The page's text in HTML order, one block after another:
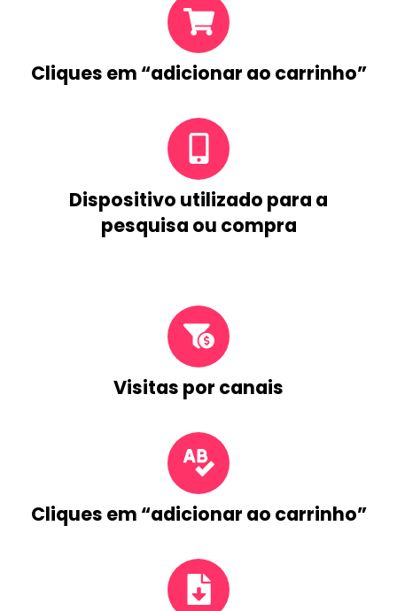
Cliques em “adicionar ao carrinho”
Dispositivo utilizado para a
pesquisa ou compra
Visitas por canais
Cliques em “adicionar ao carrinho”